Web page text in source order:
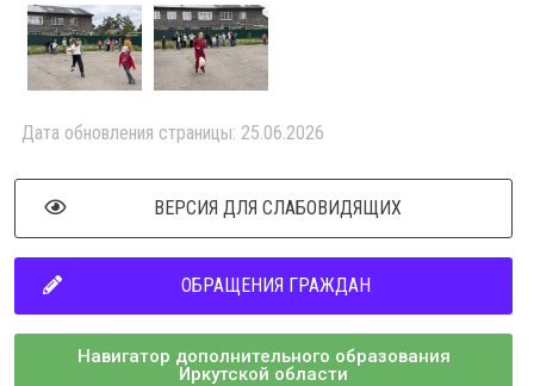
Дата обновления страницы: 25.06.2026
ВЕРСИЯ ДЛЯ СЛАБОВИДЯЩИХ
ОБРАЩЕНИЯ ГРАЖДАН
Навигатор дополнительного образования
Иркутской области